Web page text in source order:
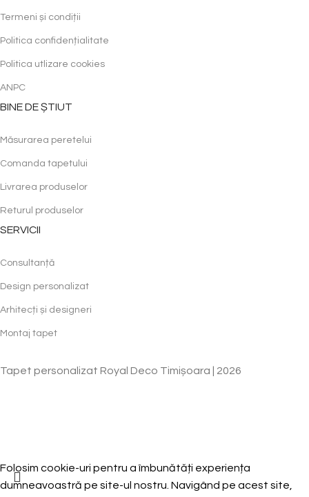
Termeni și condiții
Politica confidențialitate
Politica utlizare cookies
ANPC
BINE DE ȘTIUT
Măsurarea peretelui
Comanda tapetului
Livrarea produselor
Returul produselor
SERVICII
Consultanță
Design personalizat
Arhitecți și designeri
Montaj tapet
Tapet personalizat Royal Deco Timișoara | 2026
Folosim cookie-uri pentru a îmbunătăți experiența
dumneavoastră pe site-ul nostru. Navigând pe acest site,